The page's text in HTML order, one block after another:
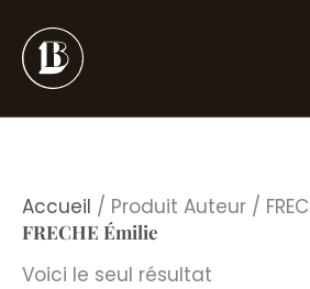
au
contenu
Accueil / Produit Auteur /
FRECHE Émilie
Voici le seul résultat